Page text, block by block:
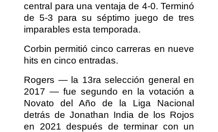
central para una ventaja de 4-0. Terminó
de 5-3 para su séptimo juego de tres
imparables esta temporada.
Corbin permitió cinco carreras en nueve
hits en cinco entradas.
Rogers — la 13ra selección general en
2017 — fue segundo en la votación a
Novato del Año de la Liga Nacional
detrás de Jonathan India de los Rojos
en 2021 después de terminar con un